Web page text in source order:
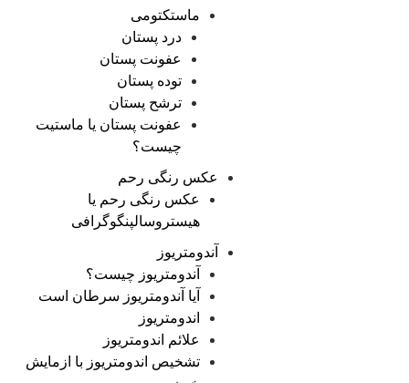
ماستکتومی
درد پستان
عفونت پستان
توده پستان
ترشح پستان
عفونت پستان یا ماستیت
چیست؟
عکس رنگی رحم
عکس رنگی رحم یا
هیستروسالپنگوگرافی
آندومتریوز
آندومتریوز چیست؟
آیا آندومتریوز سرطان است
اندومتریوز
علائم اندومتریوز
تشخیص اندومتریوز با ازمایش